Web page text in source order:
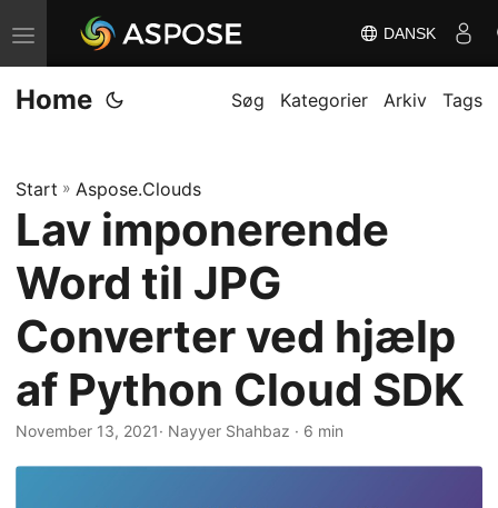
S
k
i
n
i
g
a
t
i
o
n
DANSK
Home Søg Kategorier Arkiv Tags
Start » Aspose.Clouds
Lav imponerende
Word til JPG
Converter ved hjælp
af Python Cloud SDK
November 13, 2021· Nayyer Shahbaz · 6 min